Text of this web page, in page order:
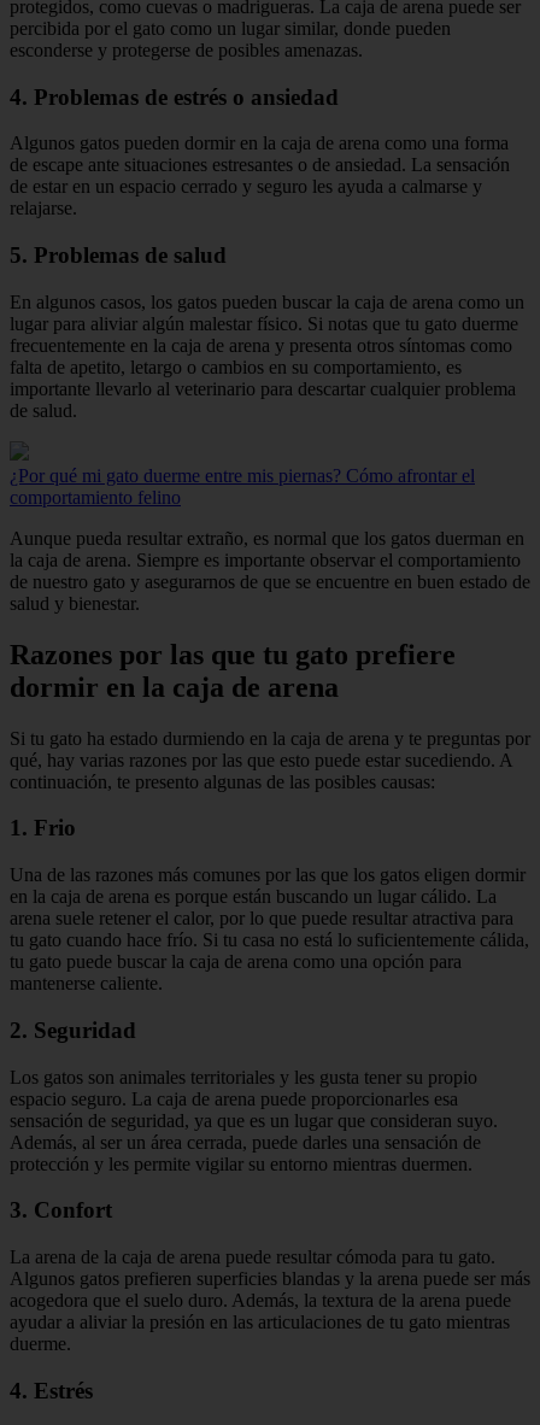
protegidos, como cuevas o madrigueras. La caja de arena puede ser
percibida por el gato como un lugar similar, donde pueden
esconderse y protegerse de posibles amenazas.
4. Problemas de estrés o ansiedad
Algunos gatos pueden dormir en la caja de arena como una forma
de escape ante situaciones estresantes o de ansiedad. La sensación
de estar en un espacio cerrado y seguro les ayuda a calmarse y
relajarse.
5. Problemas de salud
En algunos casos, los gatos pueden buscar la caja de arena como un
lugar para aliviar algún malestar físico. Si notas que tu gato duerme
frecuentemente en la caja de arena y presenta otros síntomas como
falta de apetito, letargo o cambios en su comportamiento, es
importante llevarlo al veterinario para descartar cualquier problema
de salud.
¿Por qué mi gato duerme entre mis piernas? Cómo afrontar el
comportamiento felino
Aunque pueda resultar extraño, es normal que los gatos duerman en
la caja de arena. Siempre es importante observar el comportamiento
de nuestro gato y asegurarnos de que se encuentre en buen estado de
salud y bienestar.
Razones por las que tu gato prefiere
dormir en la caja de arena
Si tu gato ha estado durmiendo en la caja de arena y te preguntas por
qué, hay varias razones por las que esto puede estar sucediendo. A
continuación, te presento algunas de las posibles causas:
1. Frio
Una de las razones más comunes por las que los gatos eligen dormir
en la caja de arena es porque están buscando un lugar cálido. La
arena suele retener el calor, por lo que puede resultar atractiva para
tu gato cuando hace frío. Si tu casa no está lo suficientemente cálida,
tu gato puede buscar la caja de arena como una opción para
mantenerse caliente.
2. Seguridad
Los gatos son animales territoriales y les gusta tener su propio
espacio seguro. La caja de arena puede proporcionarles esa
sensación de seguridad, ya que es un lugar que consideran suyo.
Además, al ser un área cerrada, puede darles una sensación de
protección y les permite vigilar su entorno mientras duermen.
3. Confort
La arena de la caja de arena puede resultar cómoda para tu gato.
Algunos gatos prefieren superficies blandas y la arena puede ser más
acogedora que el suelo duro. Además, la textura de la arena puede
ayudar a aliviar la presión en las articulaciones de tu gato mientras
duerme.
4. Estrés